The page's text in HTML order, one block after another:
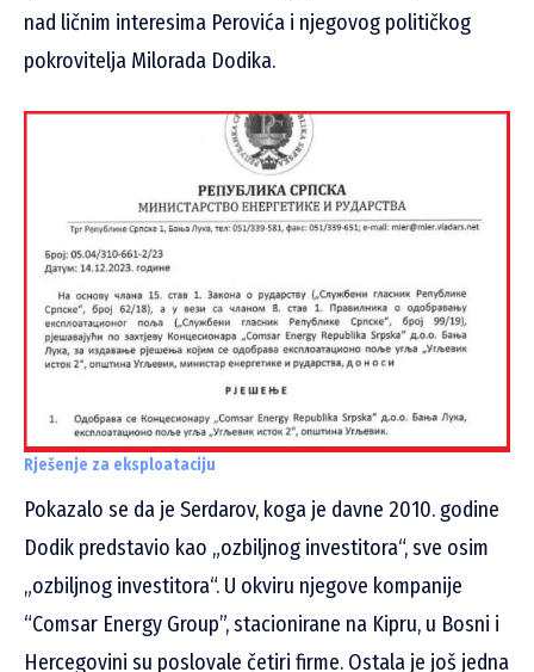
nad ličnim interesima Perovića i njegovog političkog
pokrovitelja Milorada Dodika.
Rješenje za eksploataciju
Pokazalo se da je Serdarov, koga je davne 2010. godine
Dodik predstavio kao „ozbiljnog investitora“, sve osim
„ozbiljnog investitora“. U okviru njegove kompanije
“Comsar Energy Group”, stacionirane na Kipru, u Bosni i
Hercegovini su poslovale četiri firme. Ostala je još jedna